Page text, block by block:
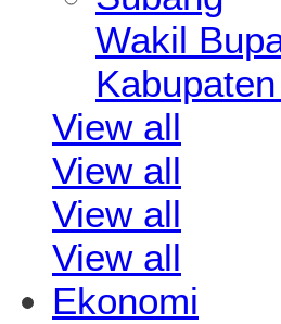
Wakil
View all
View all
View all
View all
Ekonomi